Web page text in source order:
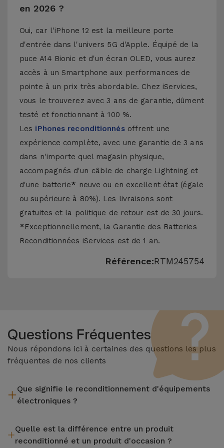
en 2026 ?
Oui, car l'iPhone 12 est la meilleure porte
d'entrée dans l'univers 5G d'Apple. Équipé de la
puce A14 Bionic et d'un écran OLED, vous aurez
accès à un Smartphone aux performances de
pointe à un prix très abordable. Chez iServices,
vous le trouverez avec 3 ans de garantie, dûment
testé et fonctionnant à 100 %.
Les iPhones reconditionnésoffrent une
expérience complète, avec une garantie de 3 ans
dans n'importe quel magasin physique,
accompagnés d'un câble de charge Lightning et
d'une batterie* neuve ou en excellent état (égale
ou supérieure à 80%). Les livraisons sont
gratuites et la politique de retour est de 30 jours.
*Exceptionnellement, la Garantie des Batteries
Reconditionnées iServices est de 1 an.
Référence:RTM245754
Questions Fréquentes
Nous répondons ici à certaines des questions les plus
fréquentes de nos clients
Que signifie le reconditionnement d'équipements
électroniques ?
l'inspection, le nettoyage, sans oublier la réparation de tout
composant défectueux. Il convient de rappeler que tous les
Quelle est la différence entre un produit
reconditionné et un produit d'occasion ?